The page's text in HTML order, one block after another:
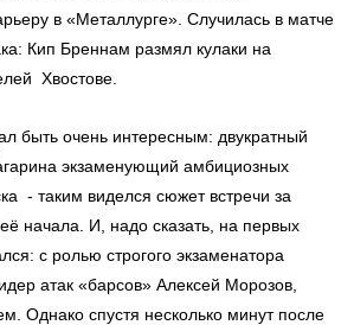
в «Металлурге». Случилась в матче
Кип Бреннам размял кулаки на
Хвостове.
быть очень интересным: двукратный
экзаменующий амбициозных
- таким виделся сюжет встречи за
начала. И, надо сказать, на первых
с ролью строгого экзаменатора
атак «барсов» Алексей Морозов,
Однако спустя несколько минут после